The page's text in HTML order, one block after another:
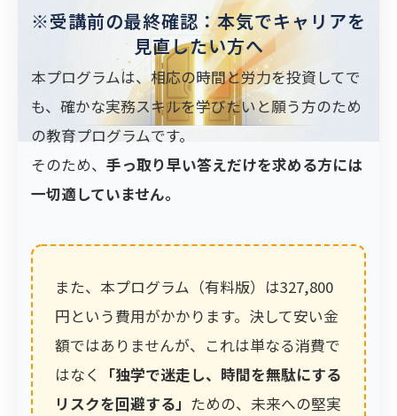
※受講前の最終確認：本気でキャリアを
見直したい方へ
本プログラムは、相応の時間と労力を投資してで
も、確かな実務スキルを学びたいと願う方のため
の教育プログラムです。
そのため、 手っ取り早い答えだけを求める方には
一切適していません。
また、本プログラム（有料版）は327,800
円という費用がかかります。決して安い金
額ではありませんが、これは単なる消費で
はなく
「独学で迷走し、時間を無駄にする
リスクを回避する」 ための、未来への堅実